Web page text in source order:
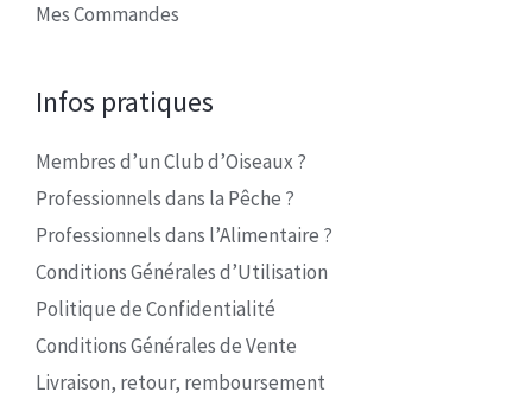
Mes Commandes
Infos pratiques
Membres d’un Club d’Oiseaux ?
Professionnels dans la Pêche ?
Professionnels dans l’Alimentaire ?
Conditions Générales d’Utilisation
Politique de Confidentialité
Conditions Générales de Vente
Livraison, retour, remboursement